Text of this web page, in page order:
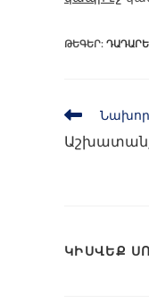
ԹԵԳԵՐ:
ԿԻՍՎԵՔ